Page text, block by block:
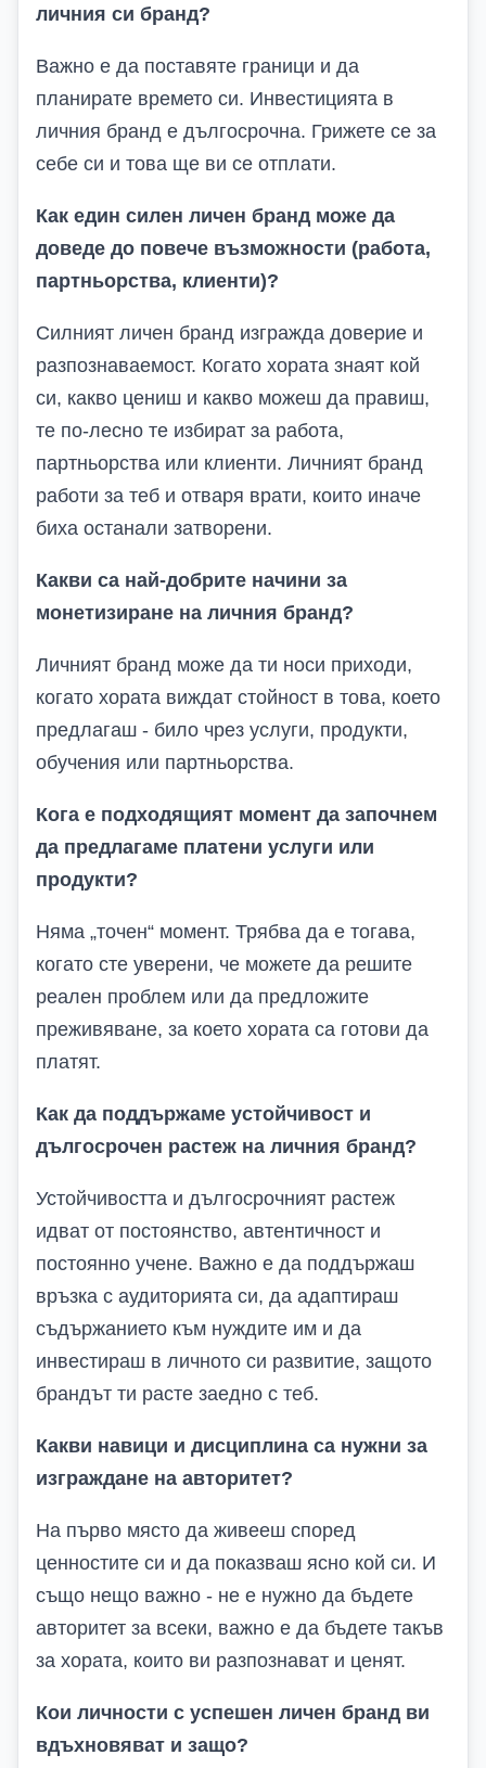
личния си бранд?
Важно е да поставяте граници и да
планирате времето си. Инвестицията в
личния бранд е дългосрочна. Грижете се за
себе си и това ще ви се отплати.
Как един силен личен бранд може да
доведе до повече възможности (работа,
партньорства, клиенти)?
Силният личен бранд изгражда доверие и
разпознаваемост. Когато хората знаят кой
си, какво цениш и какво можеш да правиш,
те по-лесно те избират за работа,
партньорства или клиенти. Личният бранд
работи за теб и отваря врати, които иначе
биха останали затворени.
Какви са най-добрите начини за
монетизиране на личния бранд?
Личният бранд може да ти носи приходи,
когато хората виждат стойност в това, което
предлагаш - било чрез услуги, продукти,
обучения или партньорства.
Кога е подходящият момент да започнем
да предлагаме платени услуги или
продукти?
Няма „точен“ момент. Трябва да е тогава,
когато сте уверени, че можете да решите
реален проблем или да предложите
преживяване, за което хората са готови да
платят.
Как да поддържаме устойчивост и
дългосрочен растеж на личния бранд?
Устойчивостта и дългосрочният растеж
идват от постоянство, автентичност и
постоянно учене. Важно е да поддържаш
връзка с аудиторията си, да адаптираш
съдържанието към нуждите им и да
инвестираш в личното си развитие, защото
брандът ти расте заедно с теб.
Какви навици и дисциплина са нужни за
изграждане на авторитет?
На първо място да живееш според
ценностите си и да показваш ясно кой си. И
също нещо важно - не е нужно да бъдете
авторитет за всеки, важно е да бъдете такъв
за хората, които ви разпознават и ценят.
Кои личности с успешен личен бранд ви
вдъхновяват и защо?